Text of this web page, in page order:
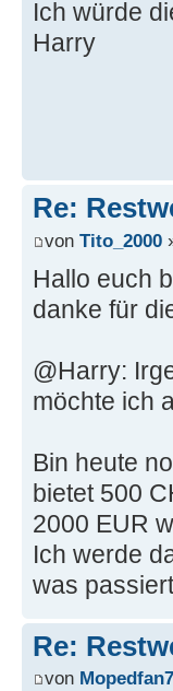
Ich würde
Harry
Re:
von Tito_2000
Hallo euch
danke für
@Harry:
möchte ich
Bin heute
bietet 500
2000 EUR
Ich werde
was
Re:
von